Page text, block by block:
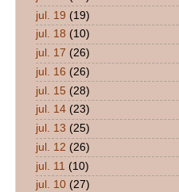
jul. 19 (19)
jul. 18 (10)
jul. 17 (26)
jul. 16 (26)
jul. 15 (28)
jul. 14 (23)
jul. 13 (25)
jul. 12 (26)
jul. 11 (10)
jul. 10 (27)